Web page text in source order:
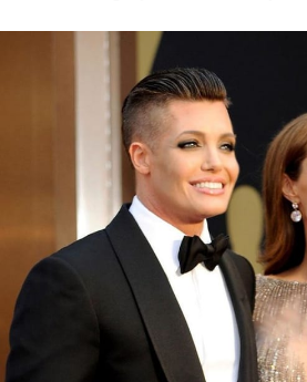
Sledujte prima+
Přihlášení
Sledujte nás